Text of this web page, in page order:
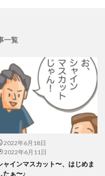
一覧
2022年6月18日
2022年6月11日
ャインマスカット〜、はじめま
たぁ〜♪